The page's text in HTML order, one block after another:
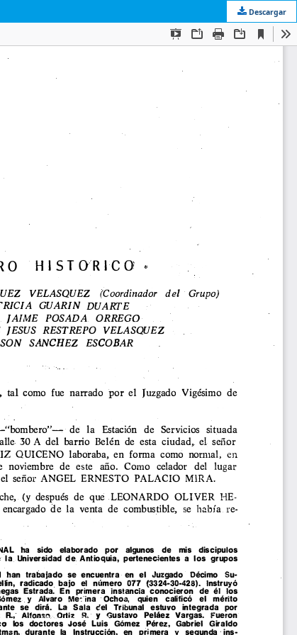
Descargar